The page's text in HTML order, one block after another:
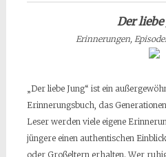
Der liebe
Erinnerungen,
„Der liebe Jung“ ist ein
Erinnerungsbuch, das
Leser werden viele eigene
jüngere einen authentischen
oder Großeltern erhalten. Wer